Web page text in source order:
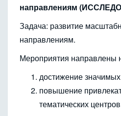
направлениям
Задача: развитие
направлениям.
Мероприятия направлены
достижение значимых
повышение
тематических